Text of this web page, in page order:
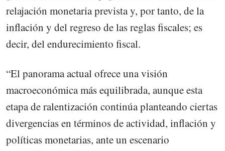
relajación monetaria prevista y, por tanto, de la
inflación y del regreso de las reglas fiscales; es
decir, del endurecimiento fiscal.
“El panorama actual ofrece una visión
macroeconómica más equilibrada, aunque esta
etapa de ralentización continúa planteando ciertas
divergencias en términos de actividad, inflación y
políticas monetarias, ante un escenario